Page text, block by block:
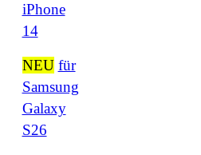
iPhone
14
NEU für
Samsung
Galaxy
S26